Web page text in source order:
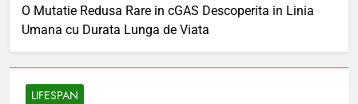
O Mutatie Redusa Rare in cGAS Descoperita in Linia
Umana cu Durata Lunga de Viata
LIFESPAN